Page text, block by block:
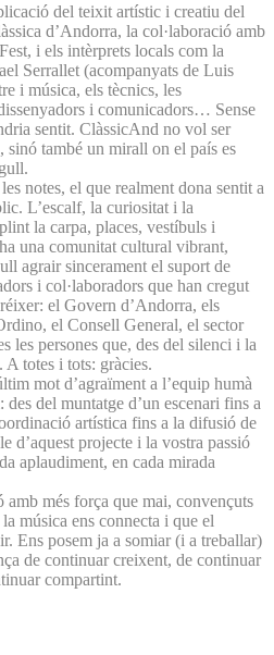
del teixit artístic i creatiu del
d’Andorra, la col·laboració amb
i els intèrprets locals com la
Serrallet (acompanyats de Luis
i música, els tècnics, les
i comunicadors… Sense
sentit. ClàssicAnd no vol ser
sinó també un mirall on el país es
notes, el que realment dona sentit a
L’escalf, la curiositat i la
la carpa, places, vestíbuls i
una comunitat cultural vibrant,
agrair sincerament el suport de
i col·laboradors que han cregut
el Govern d’Andorra, els
el Consell General, el sector
les persones que, des del silenci i la
totes i tots: gràcies.
mot d’agraïment a l’equip humà
del muntatge d’un escenari fins a
artística fins a la difusió de
d’aquest projecte i la vostra passió
aplaudiment, en cada mirada
amb més força que mai, convençuts
música ens connecta i que el
Ens posem ja a somiar (i a treballar)
de continuar creixent, de continuar
compartint.